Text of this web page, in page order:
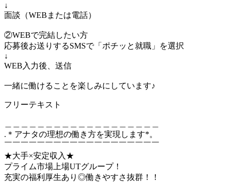
↓
面談（WEBまたは電話）
②WEBで完結したい方
応募後お送りするSMSで「ポチッと就職」を選択
↓
WEB入力後、送信
一緒に働けることを楽しみにしています♪
フリーテキスト
.＊アナタの理想の働き方を実現します*。
￣￣￣￣￣￣￣￣￣￣￣￣￣￣￣￣￣￣￣
★大手×安定収入★
プライム市場上場UTグループ！
充実の福利厚生あり◎働きやすさ抜群！！